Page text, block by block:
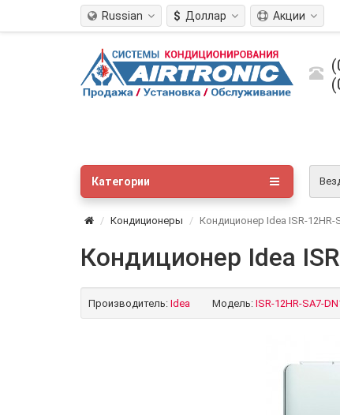
Russian $ Доллар Акции
Категории
Кондиционеры Кондиционер Idea ISR-12HR-
Кондиционер Idea
Производитель: Idea Модель: ISR-12HR-SA7-